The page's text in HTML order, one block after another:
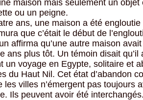
maison mais seulement un objet
ou un peigne.
ans, une maison a été
que c’était le début de
affirma qu’une autre maison
ans plus tôt. Un témoin disait qu’il
un voyage en Egypte, solitaire et
du Haut Nil. Cet état d’abandon
les villes n’émergent pas toujours
Ils peuvent avoir été